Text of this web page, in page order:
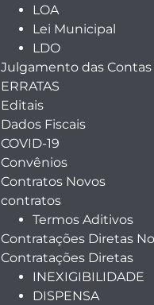
LOA
Lei Municipal
LDO
Julgamento das
ERRATAS
Editais
Dados Fiscais
COVID-19
Convênios
Contratos Novos
contratos
Termos Aditivos
Contratações Diretas
Contratações Diretas
INEXIGIBILIDADE
DISPENSA